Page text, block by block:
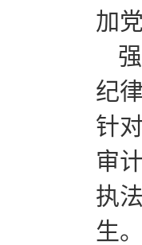
加
纪
针
审
执
生